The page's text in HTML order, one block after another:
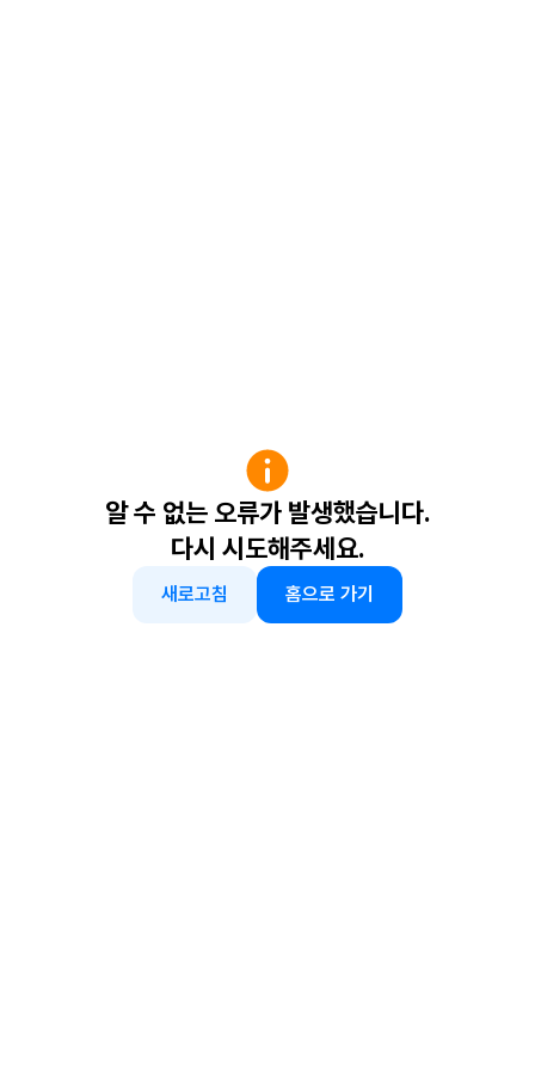
알 수 없는 오류가 발생했습니다.
다시 시도해주세요.
새로고침 홈으로 가기